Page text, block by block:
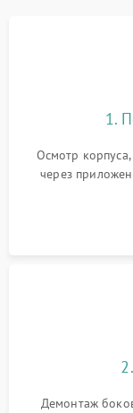
1.
Осмотр
через
аккумулятора
Оценка работы
Демонтаж